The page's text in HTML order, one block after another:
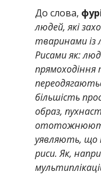
До слова,
людей, які
тваринами із
Рисами як:
прямоходіння
більшість
образ,
уявляють, що
риси. Як,